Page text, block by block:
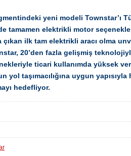
yeni modeli Townstar’ı
tamamen elektrikli motor
çıkan ilk tam elektrikli aracı olma
20’den fazla gelişmiş
ticari kullanımda yüksek
yol taşımacılığına uygun yapısıyla
hedefliyor.